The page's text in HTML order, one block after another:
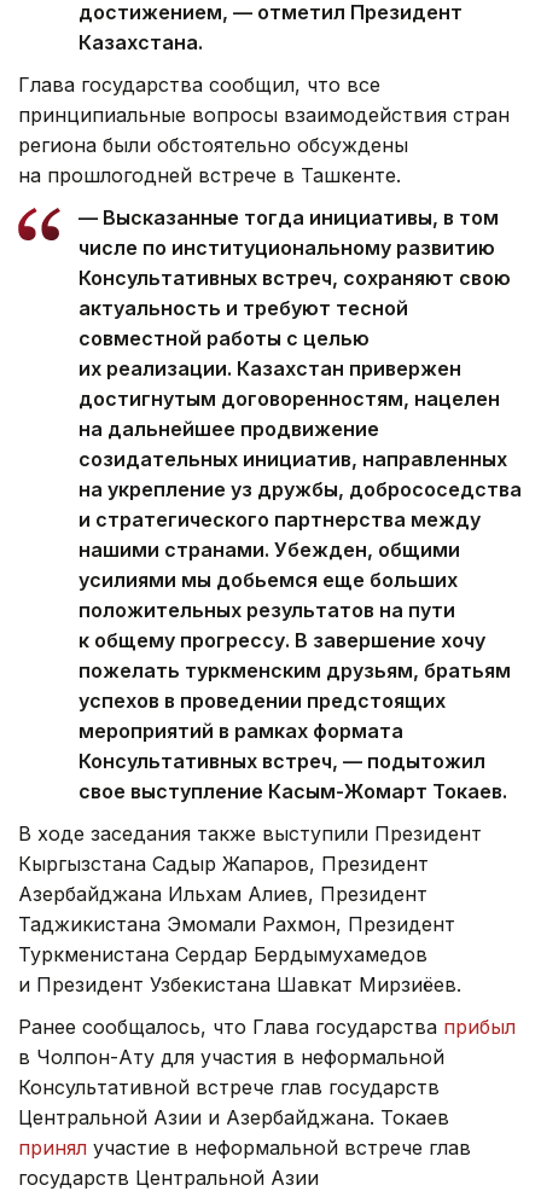
достижением, — отметил Президент
Казахстана.
Глава государства сообщил, что все
принципиальные вопросы взаимодействия стран
региона были обстоятельно обсуждены
на прошлогодней встрече в Ташкенте.
— Высказанные тогда инициативы, в том
числе по институциональному развитию
Консультативных встреч, сохраняют свою
актуальность и требуют тесной
совместной работы с целью
их реализации. Казахстан привержен
достигнутым договоренностям, нацелен
на дальнейшее продвижение
созидательных инициатив, направленных
на укрепление уз дружбы, добрососедства
и стратегического партнерства между
нашими странами. Убежден, общими
усилиями мы добьемся еще больших
положительных результатов на пути
к общему прогрессу. В завершение хочу
пожелать туркменским друзьям, братьям
успехов в проведении предстоящих
мероприятий в рамках формата
Консультативных встреч, — подытожил
свое выступление Касым-Жомарт Токаев.
В ходе заседания также выступили Президент
Кыргызстана Садыр Жапаров, Президент
Азербайджана Ильхам Алиев, Президент
Таджикистана Эмомали Рахмон, Президент
Туркменистана Сердар Бердымухамедов
и Президент Узбекистана Шавкат Мирзиёев.
Ранее сообщалось, что Глава государства прибыл
в Чолпон-Ату для участия в неформальной
Консультативной встрече глав государств
Центральной Азии и Азербайджана. Токаев
принял участие в неформальной встрече глав
государств Центральной Азии